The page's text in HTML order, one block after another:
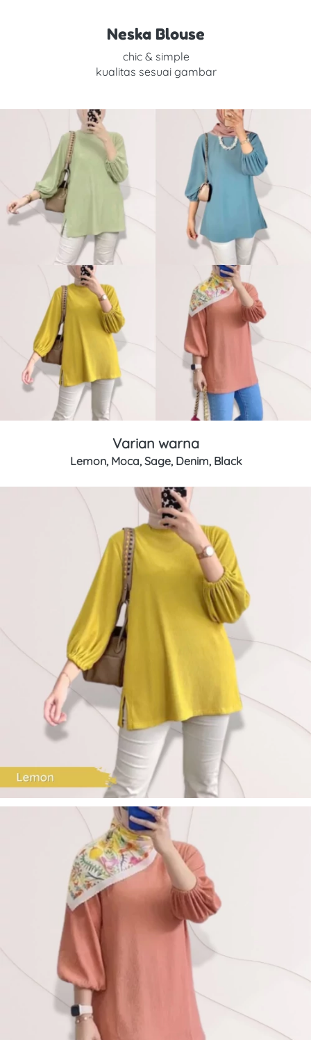
Neska Blouse
chic & simple
kualitas sesuai gambar
Varian warna
Lemon, Moca, Sage, Denim, Black